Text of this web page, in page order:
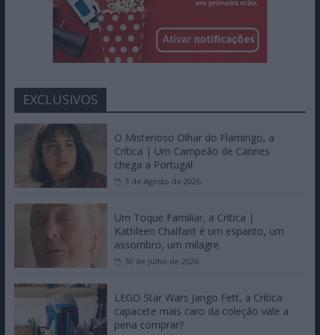
EXCLUSIVOS
O Misterioso Olhar do Flamingo, a
Crítica | Um Campeão de Cannes
chega a Portugal
3 de Agosto de 2026
Um Toque Familiar, a Crítica |
Kathleen Chalfant é um espanto, um
assombro, um milagre
30 de Julho de 2026
LEGO Star Wars Jango Fett, a Crítica:
capacete mais caro da coleção vale a
pena comprar?